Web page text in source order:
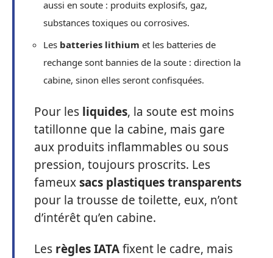
aussi en soute : produits explosifs, gaz,
substances toxiques ou corrosives.
Les batteries lithium et les batteries de
rechange sont bannies de la soute : direction la
cabine, sinon elles seront confisquées.
Pour les liquides, la soute est moins
tatillonne que la cabine, mais gare
aux produits inflammables ou sous
pression, toujours proscrits. Les
fameuxsacs plastiques transparents
pour la trousse de toilette, eux, n’ont
d’intérêt qu’en cabine.
Les règles IATAfixent le cadre, mais